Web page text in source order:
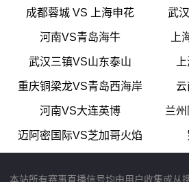
成都蓉城 VS 上海申花 武
河南VS青岛海牛 上
武汉三镇VS山东泰山
重庆铜梁龙VS青岛西海岸 云
河南VS大连英博 兰
迈阿密国际VS芝加哥火焰
本站所有赛事直播信号均由用户收集或从